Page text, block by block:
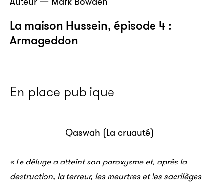
La maison Hussein, épisode 4 :
Armageddon
En place publique
Qaswah (La cruauté)
« Le déluge a atteint son paroxysme et, après la
destruction, la terreur, les meurtres et les sacrilèges